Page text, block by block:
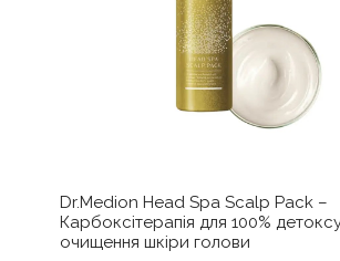
Dr.Medion Head Spa Scalp Pack –
Карбоксітерапія для 100%
очищення шкіри голови